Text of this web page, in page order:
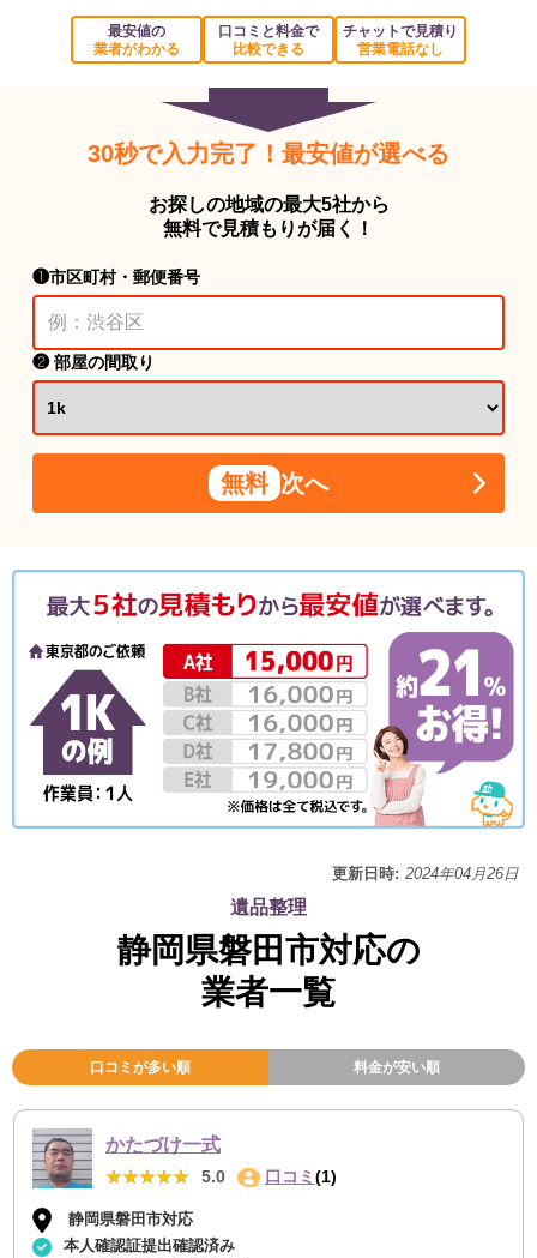
最安値の
業者がわかる
口コミと料金で
比較できる
チャットで見積り
営業電話なし
30秒で入力完了！最安値が選べる
お探しの地域の最大5社から
無料で見積もりが届く！
❶市区町村・郵便番号
❷ 部屋の間取り
無料 次へ
更新日時: 2024年04月26日
遺品整理
静岡県磐田市対応の
業者一覧
口コミが多い順 料金が安い順
かたづけ一式
★★★★★
★★★★★ 5.0 口コミ (1)
静岡県磐田市対応
本人確認証提出確認済み